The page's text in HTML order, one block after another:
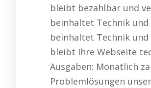
bleibt bezahlbar und
beinhaltet Technik
beinhaltet Technik
bleibt Ihre Webseite
Ausgaben: Monatlich
Problemlösungen